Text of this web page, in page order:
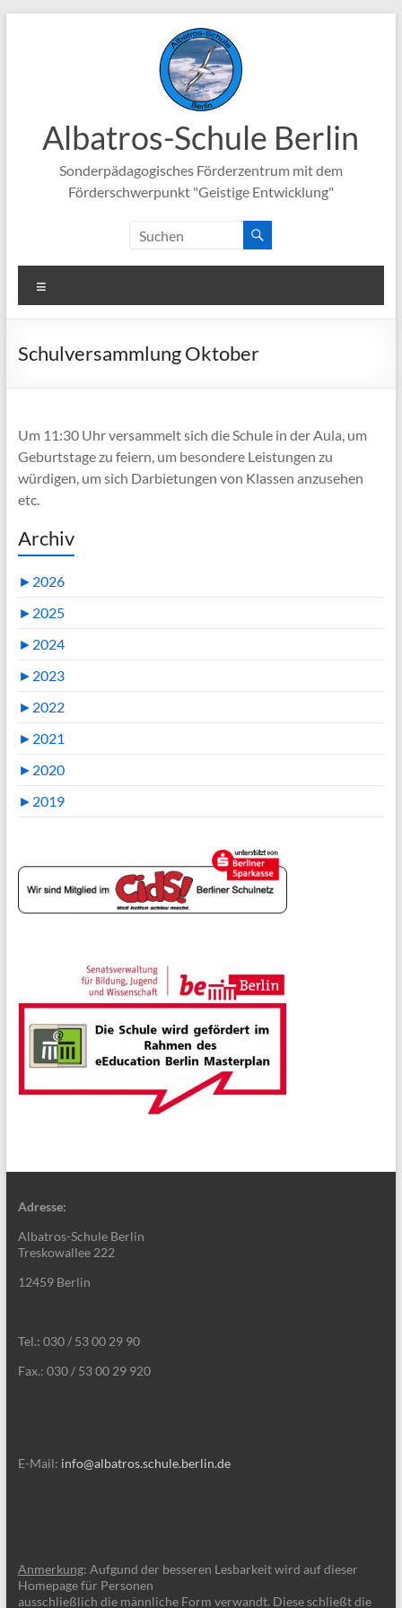
Albatros-Schule Berlin
Sonderpädagogisches Förderzentrum mit dem
Förderschwerpunkt "Geistige Entwicklung"
Schulversammlung Oktober
Um 11:30 Uhr versammelt sich die Schule in der Aula, um
Geburtstage zu feiern, um besondere Leistungen zu
würdigen, um sich Darbietungen von Klassen anzusehen
etc.
Archiv
► 2026
► 2025
► 2024
► 2023
► 2022
► 2021
► 2020
► 2019
Adresse:
Albatros-Schule Berlin
Treskowallee 222
12459 Berlin
Tel.: 030 / 53 00 29 90
Fax.: 030 / 53 00 29 920
E-Mail: info@albatros.schule.berlin.de
Anmerkung: Aufgund der besseren Lesbarkeit wird auf dieser
Homepage für Personen
ausschließlich die männliche Form verwandt. Diese schließt die